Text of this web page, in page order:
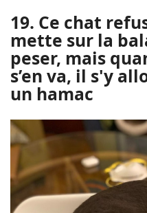
19. Ce chat
mette sur la
peser, mais
s’en va, il s'y
un hamac